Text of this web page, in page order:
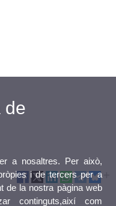
de
a nosaltres. Per això,
i de tercers per a
de la nostra pàgina web
continguts,així com